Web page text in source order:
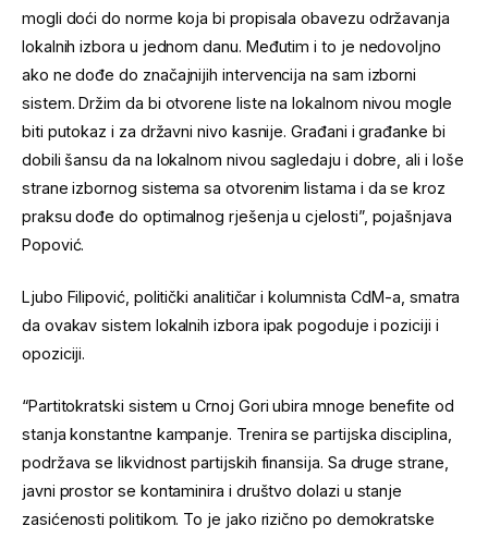
mogli doći do norme koja bi propisala obavezu održavanja
lokalnih izbora u jednom danu. Međutim i to je nedovoljno
ako ne dođe do značajnijih intervencija na sam izborni
sistem. Držim da bi otvorene liste na lokalnom nivou mogle
biti putokaz i za državni nivo kasnije. Građani i građanke bi
dobili šansu da na lokalnom nivou sagledaju i dobre, ali i loše
strane izbornog sistema sa otvorenim listama i da se kroz
praksu dođe do optimalnog rješenja u cjelosti”, pojašnjava
Popović.
Ljubo Filipović, politički analitičar i kolumnista CdM-a, smatra
da ovakav sistem lokalnih izbora ipak pogoduje i poziciji i
opoziciji.
“Partitokratski sistem u Crnoj Gori ubira mnoge benefite od
stanja konstantne kampanje. Trenira se partijska disciplina,
podržava se likvidnost partijskih finansija. Sa druge strane,
javni prostor se kontaminira i društvo dolazi u stanje
zasićenosti politikom. To je jako rizično po demokratske